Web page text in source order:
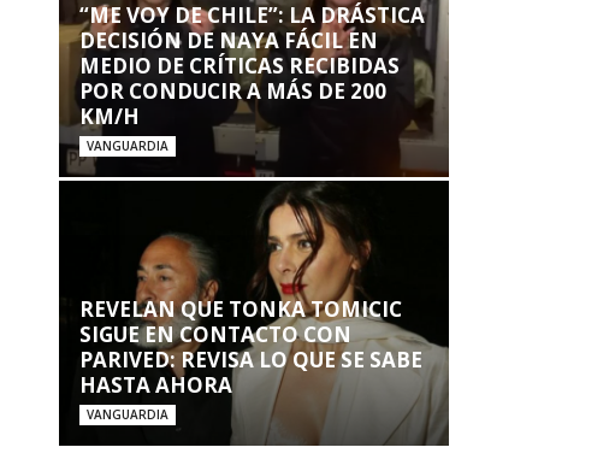
“ME VOY DE CHILE”: LA DRÁSTICA
DECISIÓN DE NAYA FÁCIL EN
MEDIO DE CRÍTICAS RECIBIDAS
POR CONDUCIR A MÁS DE 200
KM/H
VANGUARDIA
REVELAN QUE TONKA TOMICIC
SIGUE EN CONTACTO CON
PARIVED: REVISA LO QUE SE SABE
HASTA AHORA
VANGUARDIA